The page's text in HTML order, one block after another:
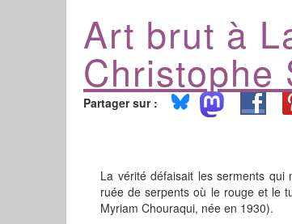
Art brut à
Christophe
Partager sur :
La vérité défaisait les serments
ruée de serpents où le rouge et le
Myriam Chouraqui, née en 1930).